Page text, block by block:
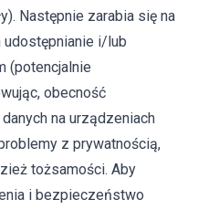
Następnie zarabia się na
udostępnianie i/lub
(potencjalnie
obecność
na urządzeniach
z prywatnością,
tożsamości. Aby
i bezpieczeństwo